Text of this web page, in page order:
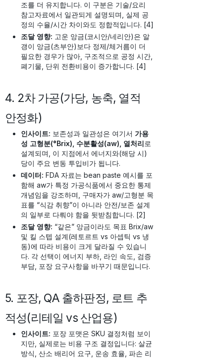
조를 더 유지합니다. 이 구분은 기술/요리
참고자료에서 일관되게 설명되며, 실제 공
정의 수율/시간 차이와도 정합적입니다. [4]
조달 영향: 고운 앙금(코시안/네리안)은 알
갱이 앙금(츠부안)보다 정제/체거름이 더
필요한 경우가 많아, 구조적으로 공정 시간,
폐기물, 단위 전환비용이 증가합니다. [4]
4. 2차 가공(가당, 농축, 열적
안정화)
인사이트: 보존성과 일관성은 여기서 가용
성 고형분(°Brix), 수분활성(aw), 열처리로
설계되며, 이 지점에서 에너지와(해당 시)
당이 주요 변동 투입비가 됩니다.
데이터: FDA 자료는 bean paste 예시를 포
함해 aw가 특정 가공식품에서 중요한 통제
개념임을 강조하며, 구매자가 aw/고형분 목
표를 “식감 취향”이 아니라 안전/보존 설계
의 일부로 다뤄야 함을 뒷받침합니다. [2]
조달 영향: “같은” 앙금이라도 목표 Brix/aw
및 킬 스텝 설계(레토르트 vs 아셉틱 vs 냉
동)에 따라 비용이 크게 달라질 수 있습니
다. 각 선택이 에너지 부하, 라인 속도, 검증
부담, 포장 요구사항을 바꾸기 때문입니다.
5. 포장, QA 출하판정, 로트 추
적성(리테일 vs 산업용)
인사이트: 포장 포맷은 SKU 결정처럼 보이
지만, 실제로는 비용 구조 결정입니다: 살균
방식, 산소 배리어 요구, 운송 효율, 파손 리